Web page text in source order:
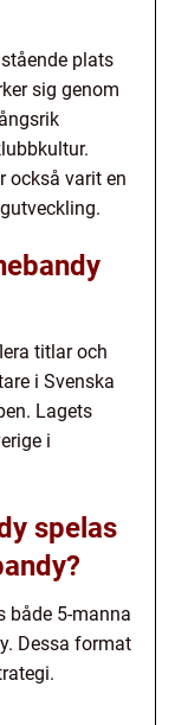
plats
sig genom
också varit en
titlar och
i Svenska
Lagets
i
spelas
både 5-manna
Dessa format